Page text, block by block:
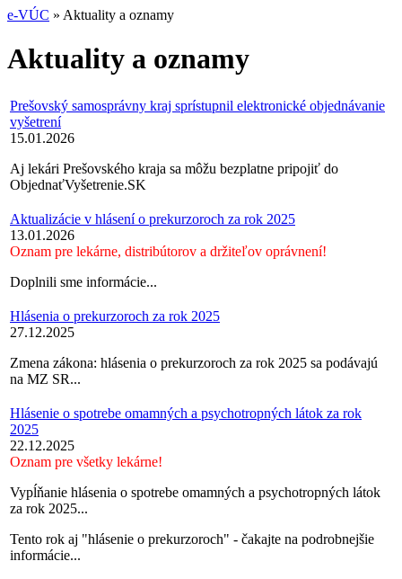
e-VÚC » Aktuality a oznamy
Aktuality a oznamy
Prešovský samosprávny kraj sprístupnil elektronické objednávanie
vyšetrení
15.01.2026
Aj lekári Prešovského kraja sa môžu bezplatne pripojiť do
ObjednaťVyšetrenie.SK
Aktualizácie v hlásení o prekurzoroch za rok 2025
13.01.2026
Oznam pre lekárne, distribútorov a držiteľov oprávnení!
Doplnili sme informácie...
Hlásenia o prekurzoroch za rok 2025
27.12.2025
Zmena zákona: hlásenia o prekurzoroch za rok 2025 sa podávajú
na MZ SR...
Hlásenie o spotrebe omamných a psychotropných látok za rok
2025
22.12.2025
Oznam pre všetky lekárne!
Vypĺňanie hlásenia o spotrebe omamných a psychotropných látok
za rok 2025...
Tento rok aj "hlásenie o prekurzoroch" - čakajte na podrobnejšie
informácie...